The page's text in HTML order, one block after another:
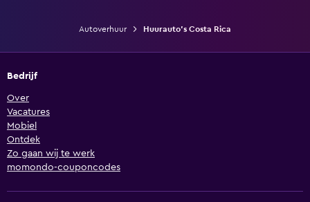
Autoverhuur Huurauto's Costa Rica
Bedrijf
Over
Vacatures
Mobiel
Ontdek
Zo gaan wij te werk
momondo-couponcodes